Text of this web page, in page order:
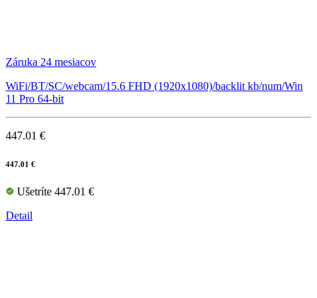
Záruka 24 mesiacov
WiFi/BT/SC/webcam/15.6 FHD (1920x1080)/backlit kb/num/Win
11 Pro 64-bit
447.01 €
447.01 €
Ušetríte 447.01 €
Detail